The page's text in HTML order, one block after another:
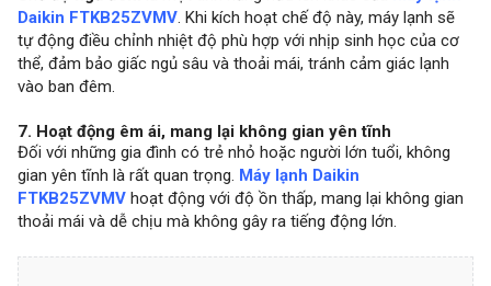
Daikin FTKB25ZVMV. Khi kích hoạt chế độ này, máy lạnh sẽ
tự động điều chỉnh nhiệt độ phù hợp với nhịp sinh học của cơ
thể, đảm bảo giấc ngủ sâu và thoải mái, tránh cảm giác lạnh
vào ban đêm.
7. Hoạt động êm ái, mang lại không gian yên tĩnh
Đối với những gia đình có trẻ nhỏ hoặc người lớn tuổi, không
gian yên tĩnh là rất quan trọng. Máy lạnh Daikin
FTKB25ZVMVhoạt động với độ ồn thấp, mang lại không gian
thoải mái và dễ chịu mà không gây ra tiếng động lớn.